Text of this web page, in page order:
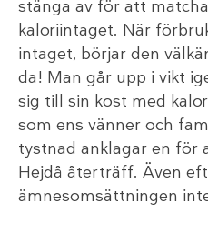
stänga av för att
kaloriintaget. När
intaget, börjar den
da! Man går upp i vikt
sig till sin kost med
som ens vänner och
tystnad anklagar en för
Hejdå återträff. Även
ämnesomsättningen